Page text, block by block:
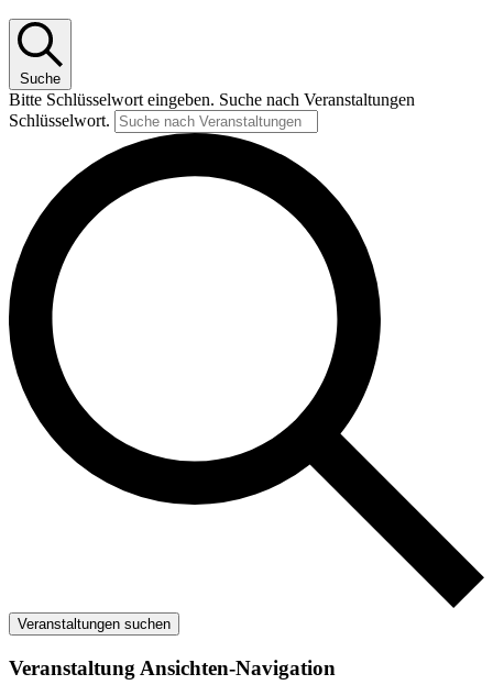
Suche
Bitte Schlüsselwort eingeben. Suche nach Veranstaltungen
Schlüsselwort.
Veranstaltungen suchen
Veranstaltung Ansichten-Navigation